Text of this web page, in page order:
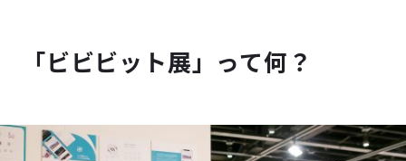
「ビビビット展」って何？